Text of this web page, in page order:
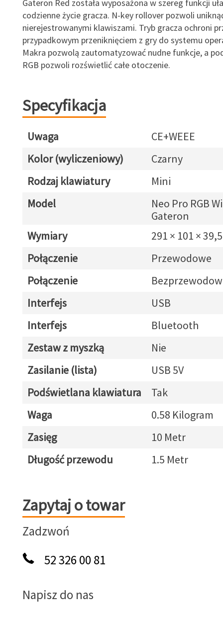
Gateron Red została wyposażona w szereg funkcji
codzienne życie gracza. N-key rollover pozwoli
nierejestrowanymi klawiszami. Tryb gracza ochroni
przypadkowym przeniknięciem z gry do systemu
Makra pozwolą zautomatyzować nudne funkcje, a
RGB pozwoli rozświetlić całe otoczenie.
Specyfikacja
Uwaga
CE+WEEE
Kolor (wyliczeniowy)
Czarny
Rodzaj klawiatury
Mini
Model
Neo Pro RGB
Gateron
Wymiary
291 × 101 ×
Połączenie
Przewodowe
Połączenie
Interfejs
USB
Interfejs
Bluetooth
Zestaw z myszką
Nie
Zasilanie (lista)
USB 5V
Podświetlana klawiatura
Tak
Waga
0.58 Kilogram
Zasięg
10 Metr
Długość przewodu
1.5 Metr
Zapytaj o towar
Zapytaj o towar
Zadzwoń
52 326 00 81
Napisz do nas